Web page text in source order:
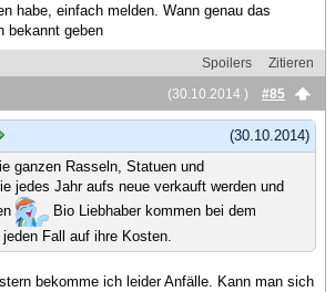
habe, einfach melden. Wann genau das
bekannt geben
Spoilers
Zitieren
(30.10.2014 )
#85
(30.10.2014)
ganzen Rasseln, Statuen und
jedes Jahr aufs neue verkauft werden und
Bio Liebhaber kommen bei dem
Fall auf ihre Kosten.
bekomme ich leider Anfälle. Kann man sich